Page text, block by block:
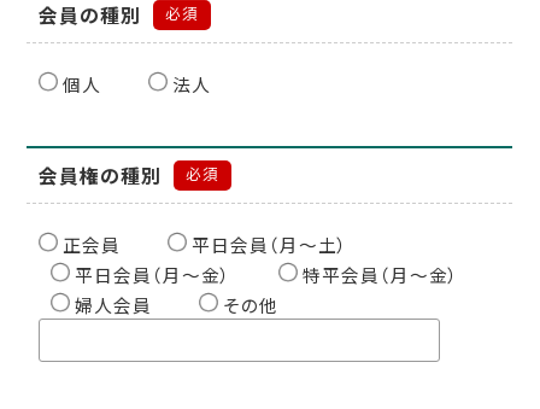
会員の種別 必須
個人 法人
会員権の種別 必須
正会員
平日会員（月〜土）
平日会員（月〜金）
特平会員（月〜金）
婦人会員
その他